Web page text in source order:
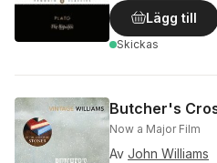
Lägg till
Skickas
Butcher's
Now a Major Film
Av John Williams